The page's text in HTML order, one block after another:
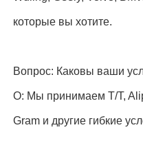
которые вы хотите.
Вопрос: Каковы ваши
О: Мы принимаем T/T,
Gram и другие гибкие